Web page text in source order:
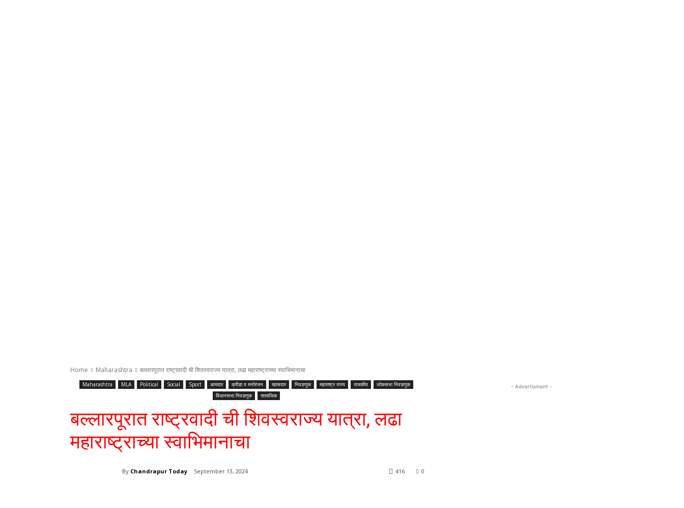
Home Maharashtra बल्लारपूरात राष्ट्रवादी ची शिवस्वराज्य यात्रा, लढा महाराष्ट्राच्या स्वाभिमानाचा
Maharashtra MLA Political Social Sport आमदार क्रीडा व मनोरंजन खासदार निवडणूक महाराष्ट्र राज्य राजकीय
लोकसभा निवडणूक
विधानसभा निवडणूक
सामाजिक
बल्लारपूरात राष्ट्रवादी ची शिवस्वराज्य यात्रा, लढा
महाराष्ट्राच्या स्वाभिमानाचा
By Chandrapur Today September 13, 2024 0
416
- Advertisment -